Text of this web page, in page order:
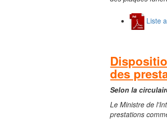
Liste
des
Selon la
Le Ministre de
prestations